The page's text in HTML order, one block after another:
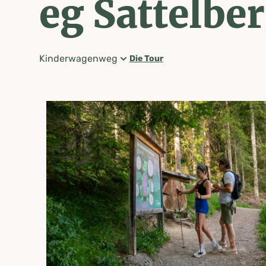
eg
Kinderwagenweg Die Tour